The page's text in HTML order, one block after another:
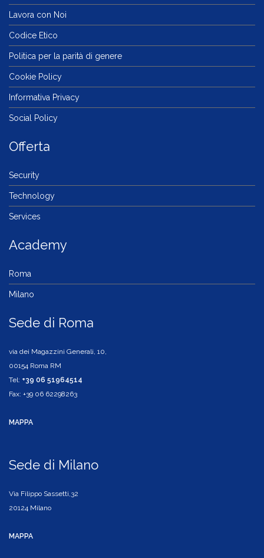
Lavora con Noi
Codice Etico
Politica per la parità di genere
Cookie Policy
Informativa Privacy
Social Policy
Offerta
Security
Technology
Services
Academy
Roma
Milano
Sede di Roma
via dei Magazzini Generali, 10,
00154 Roma RM
Tel: +39 06 51964514
Fax: +39 06 62298263
MAPPA
Sede di Milano
Via Filippo Sassetti,32
20124 Milano
MAPPA